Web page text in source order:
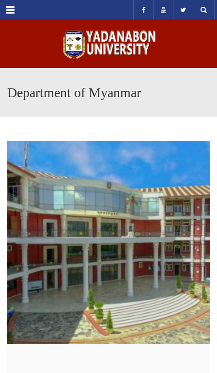
Menu
Department of Myanmar